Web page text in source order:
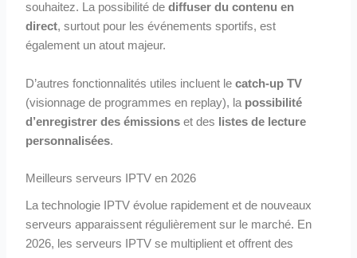
souhaitez. La possibilité dediffuser du contenu en
direct, surtout pour les événements sportifs, est
également un atout majeur.
D’autres fonctionnalités utiles incluent lecatch-up TV
(visionnage de programmes en replay), la possibilité
d’enregistrer des émissions et des listes de lecture
personnalisées.
Meilleurs serveurs IPTV en 2026
La technologie IPTV évolue rapidement et de nouveaux
serveurs apparaissent régulièrement sur le marché. En
2026, les serveurs IPTV se multiplient et offrent des